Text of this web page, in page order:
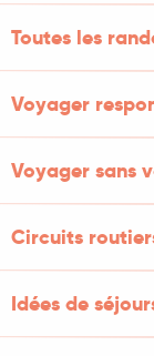
Toutes les
Voyager
Voyager sans
Circuits
Idées de